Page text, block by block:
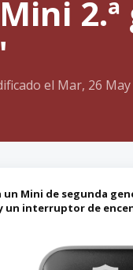
el Mar, 26
Mini de segunda
un interruptor de